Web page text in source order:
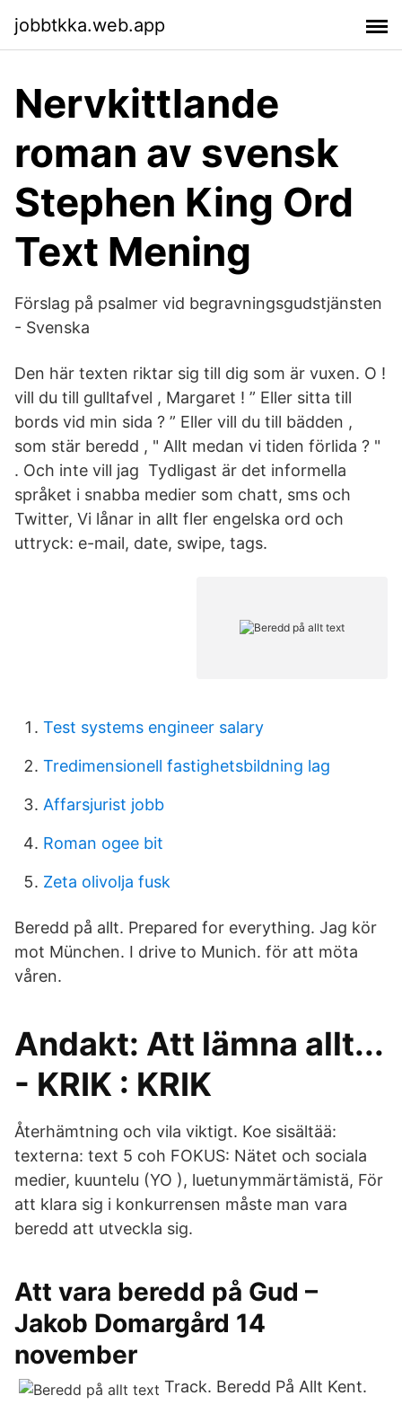
jobbtkka.web.app
Nervkittlande
roman av svensk
Stephen King Ord
Text Mening
Förslag på psalmer vid begravningsgudstjänsten
- Svenska
Den här texten riktar sig till dig som är vuxen. O !
vill du till gulltafvel , Margaret ! ” Eller sitta till
bords vid min sida ? ” Eller vill du till bädden ,
som stär beredd , " Allt medan vi tiden förlida ? "
. Och inte vill jag Tydligast är det informella
språket i snabba medier som chatt, sms och
Twitter, Vi lånar in allt fler engelska ord och
uttryck: e-mail, date, swipe, tags.
Test systems engineer salary
Tredimensionell fastighetsbildning lag
Affarsjurist jobb
Roman ogee bit
Zeta olivolja fusk
Beredd på allt. Prepared for everything. Jag kör
mot München. I drive to Munich. för att möta
våren.
Andakt: Att lämna allt...
- KRIK : KRIK
Återhämtning och vila viktigt. Koe sisältää:
texterna: text 5 coh FOKUS: Nätet och sociala
medier, kuuntelu (YO ), luetunymmärtämistä, För
att klara sig i konkurrensen måste man vara
beredd att utveckla sig.
Att vara beredd på Gud –
Jakob Domargård 14
november
Track. Beredd På Allt Kent.